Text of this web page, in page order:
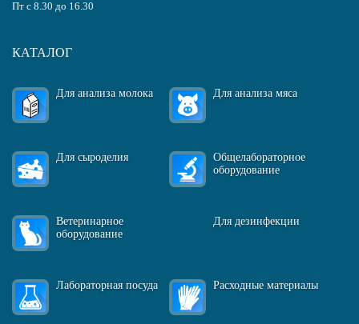
Пт с 8.30 до 16.30
КАТАЛОГ
Для анализа молока Для анализа мяса
Для сыроделия
Общелабораторное
оборудование
Ветеринарное
оборудование
Для дезинфекции
Лабораторная посуда Расходные материалы